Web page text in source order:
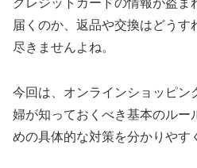
クレジットカードの情報が盗ま
届くのか、返品や交換はどうす
尽きませんよね。
今回は、オンラインショッピン
婦が知っておくべき基本のルー
めの具体的な対策を分かりやす